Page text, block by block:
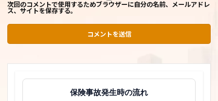
次回のコメントで使用するためブラウザーに自分の名前、メールアドレ
ス、サイトを保存する。
保険事故発生時の流れ